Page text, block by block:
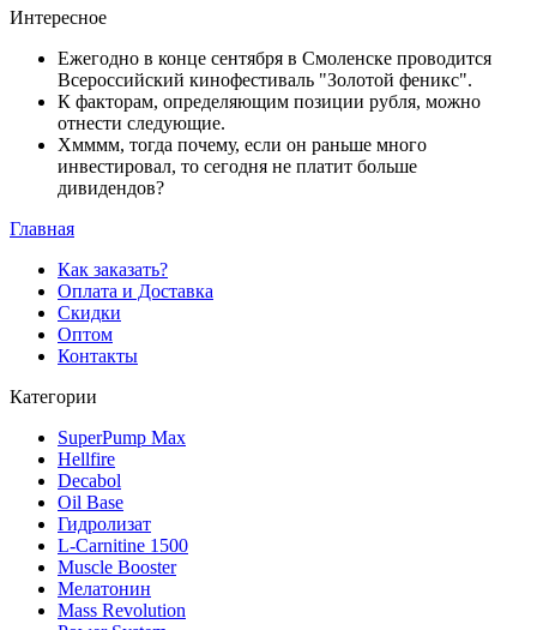
Интересное
Ежегодно в конце сентября в Смоленске проводится
Всероссийский кинофестиваль "Золотой феникс".
К факторам, определяющим позиции рубля, можно
отнести следующие.
Хмммм, тогда почему, если он раньше много
инвестировал, то сегодня не платит больше
дивидендов?
Главная
Как заказать?
Оплата и Доставка
Скидки
Оптом
Контакты
Категории
SuperPump Max
Hellfire
Decabol
Oil Base
Гидролизат
L-Carnitine 1500
Muscle Booster
Мелатонин
Mass Revolution